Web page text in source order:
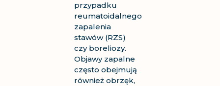
przypadku
reumatoidalnego
zapalenia
stawów (RZS)
czy boreliozy.
Objawy zapalne
często obejmują
również obrzęk,